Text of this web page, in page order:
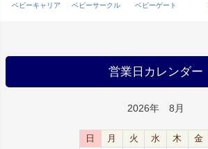
ベビーキャリア ベビーサークル ベビーゲート
営業日カレンダー
2026年 8月
日 月 火 水 木 金